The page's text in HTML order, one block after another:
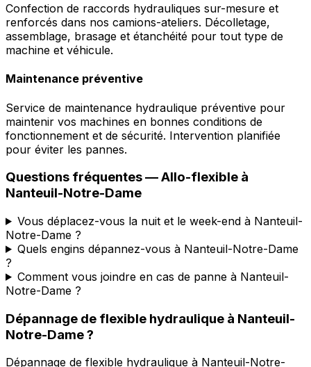
Confection de raccords hydrauliques sur-mesure et
renforcés dans nos camions-ateliers. Décolletage,
assemblage, brasage et étanchéité pour tout type de
machine et véhicule.
Maintenance préventive
Service de maintenance hydraulique préventive pour
maintenir vos machines en bonnes conditions de
fonctionnement et de sécurité. Intervention planifiée
pour éviter les pannes.
Questions fréquentes —Allo-flexible à
Nanteuil-Notre-Dame
Vous déplacez-vous la nuit et le week-end à Nanteuil-
Notre-Dame ?
Quels engins dépannez-vous à Nanteuil-Notre-Dame
?
Comment vous joindre en cas de panne à Nanteuil-
Notre-Dame ?
Dépannage de flexible hydraulique à Nanteuil-
Notre-Dame?
Dépannage de flexible hydraulique à Nanteuil-Notre-